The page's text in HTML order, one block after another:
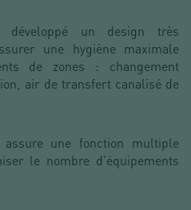
développé un design très
une hygiène maximale
de zones : changement
air de transfert canalisé de
une fonction multiple
le nombre d’équipements